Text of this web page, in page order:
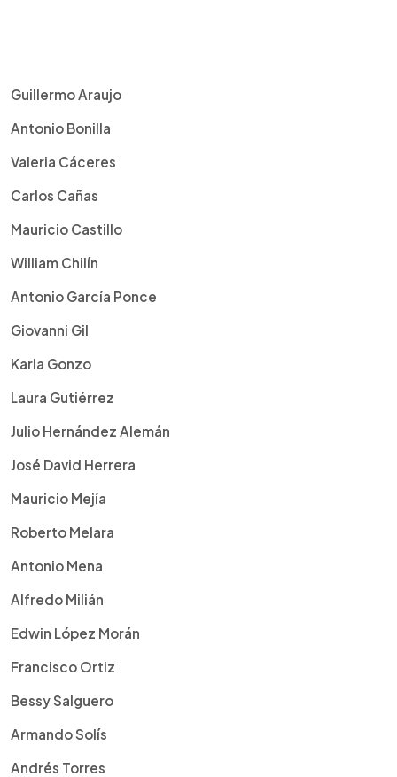
Guillermo Araujo
Antonio Bonilla
Valeria Cáceres
Carlos Cañas
Mauricio Castillo
William Chilín
Antonio García Ponce
Giovanni Gil
Karla Gonzo
Laura Gutiérrez
Julio Hernández Alemán
José David Herrera
Mauricio Mejía
Roberto Melara
Antonio Mena
Alfredo Milián
Edwin López Morán
Francisco Ortiz
Bessy Salguero
Armando Solís
Andrés Torres